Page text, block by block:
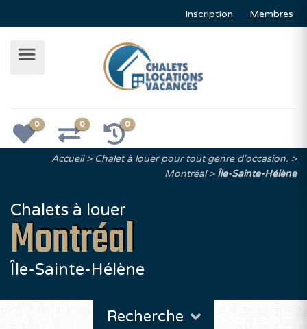
Inscription Membres
0 0 0
Accueil
Chalet à louer pour tout genre d'occasion.
Montréal
Île-Sainte-Hélène
Chalets à louer
Montréal
Île-Sainte-Hélène
Recherche